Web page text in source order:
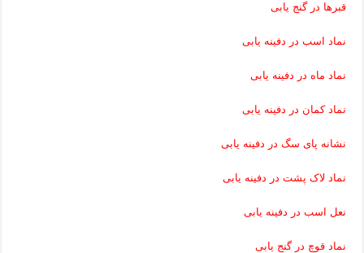
قبرها در گنج یابی
نماد اسب در دفینه یابی
نماد ماه در دفینه یابی
نماد کمان در دفینه یابی
نشانه پای سگ در دفینه یابی
نماد لاک پشت در دفینه یابی
نعل اسب در دفینه یابی
نماد قوچ در گنج یابی